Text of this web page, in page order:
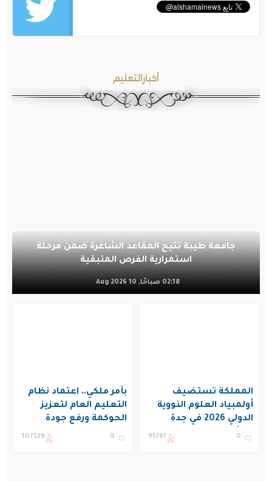
أخبارالتعليم
جامعة طيبة تتيح المقاعد الشاغرة ضمن مرحلة
استمرارية الفرص المتبقية
02:18 صباحًا, 10 Aug 2026
المملكة تستضيف
أولمبياد العلوم النووية
الدولي 2026 في جدة
بمشاركة 19 دولة
0
91761
بأمر ملكي.. اعتماد نظام
التعليم العام لتعزيز
الحوكمة ورفع جودة
التعليم في المملكة
0
107529